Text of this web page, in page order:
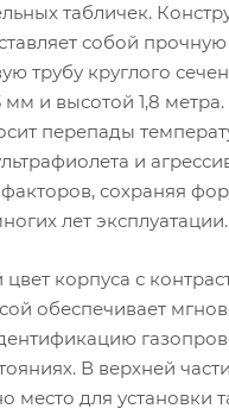
табличек.
собой прочную
трубу круглого
и высотой 1,8
перепады
и
сохраняя
лет эксплуатации.
корпуса с
обеспечивает
В верхней части
место для установки